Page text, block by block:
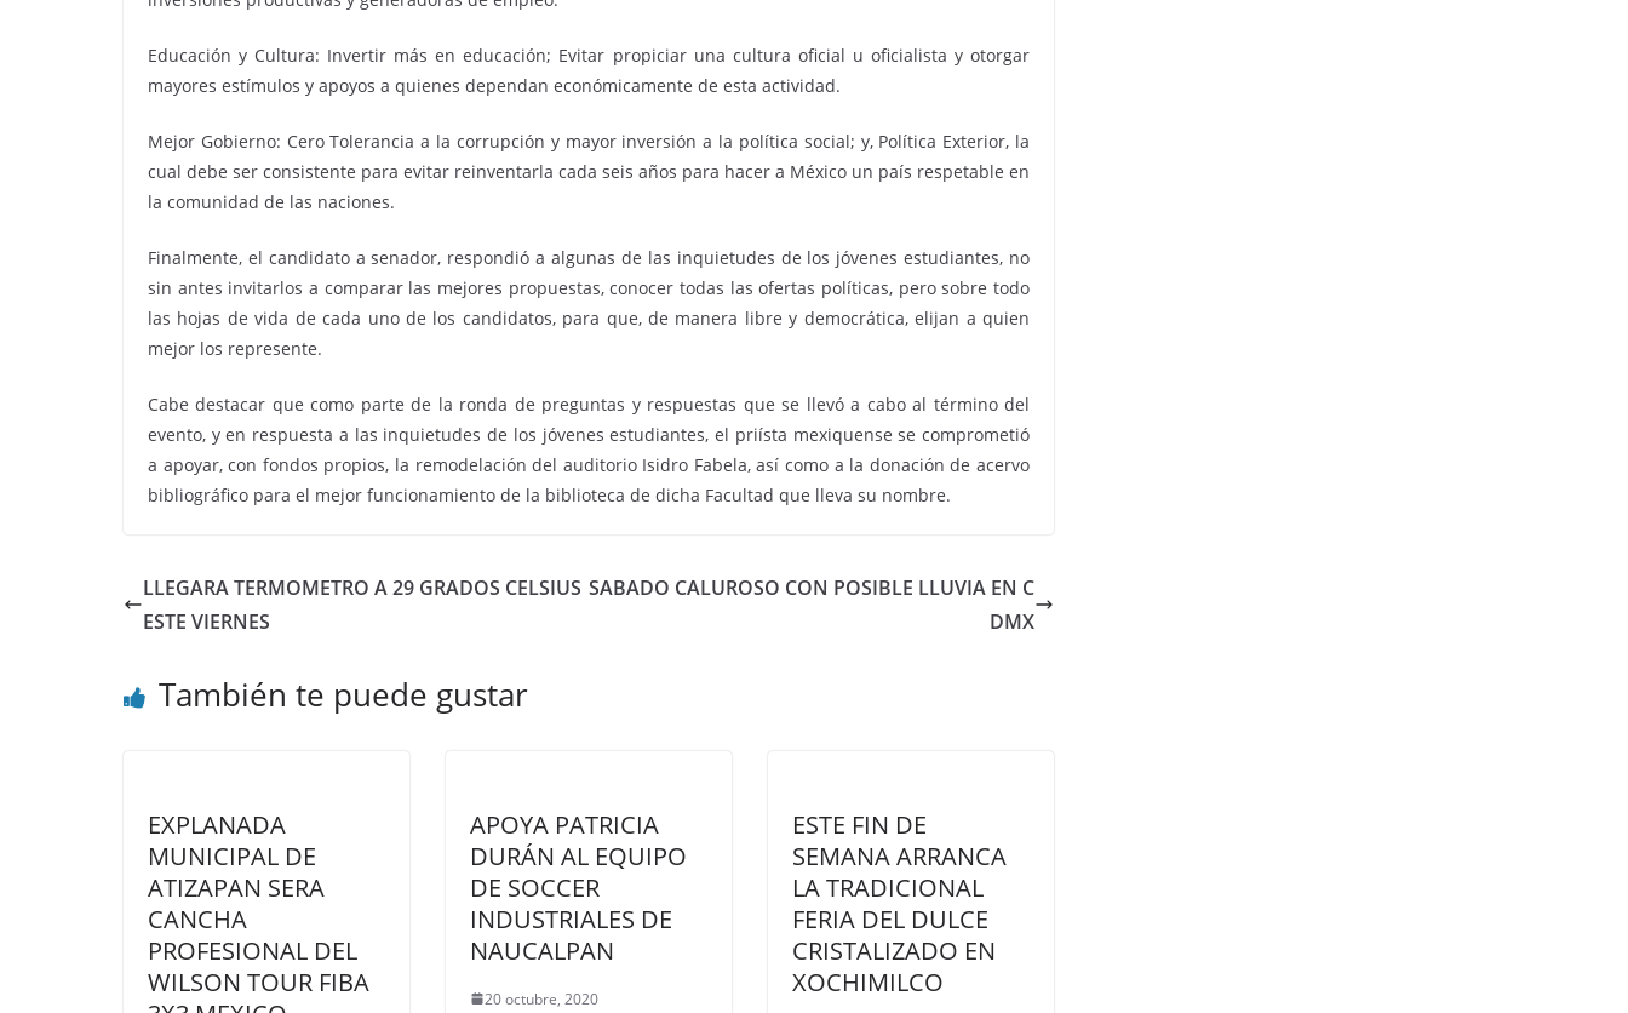
Educación y Cultura: Invertir más en educación; Evitar propiciar una cultura oficial u oficialista y otorgar
mayores estímulos y apoyos a quienes dependan económicamente de esta actividad.
Mejor Gobierno: Cero Tolerancia a la corrupción y mayor inversión a la política social; y, Política Exterior, la
cual debe ser consistente para evitar reinventarla cada seis años para hacer a México un país respetable en
la comunidad de las naciones.
Finalmente, el candidato a senador, respondió a algunas de las inquietudes de los jóvenes estudiantes, no
sin antes invitarlos a comparar las mejores propuestas, conocer todas las ofertas políticas, pero sobre todo
las hojas de vida de cada uno de los candidatos, para que, de manera libre y democrática, elijan a quien
mejor los represente.
Cabe destacar que como parte de la ronda de preguntas y respuestas que se llevó a cabo al término del
evento, y en respuesta a las inquietudes de los jóvenes estudiantes, el priísta mexiquense se comprometió
a apoyar, con fondos propios, la remodelación del auditorio Isidro Fabela, así como a la donación de acervo
bibliográfico para el mejor funcionamiento de la biblioteca de dicha Facultad que lleva su nombre.
LLEGARA TERMOMETRO A 29 GRADOS CELSIUS
ESTE VIERNES
SABADO CALUROSO CON POSIBLE LLUVIA EN C
DMX
También te puede gustar
EXPLANADA
MUNICIPAL DE
ATIZAPAN SERA
CANCHA
PROFESIONAL DEL
WILSON TOUR FIBA
APOYA PATRICIA
DURÁN AL EQUIPO
DE SOCCER
INDUSTRIALES DE
NAUCALPAN
20 octubre, 2020
ESTE FIN DE
SEMANA ARRANCA
LA TRADICIONAL
FERIA DEL DULCE
CRISTALIZADO EN
XOCHIMILCO